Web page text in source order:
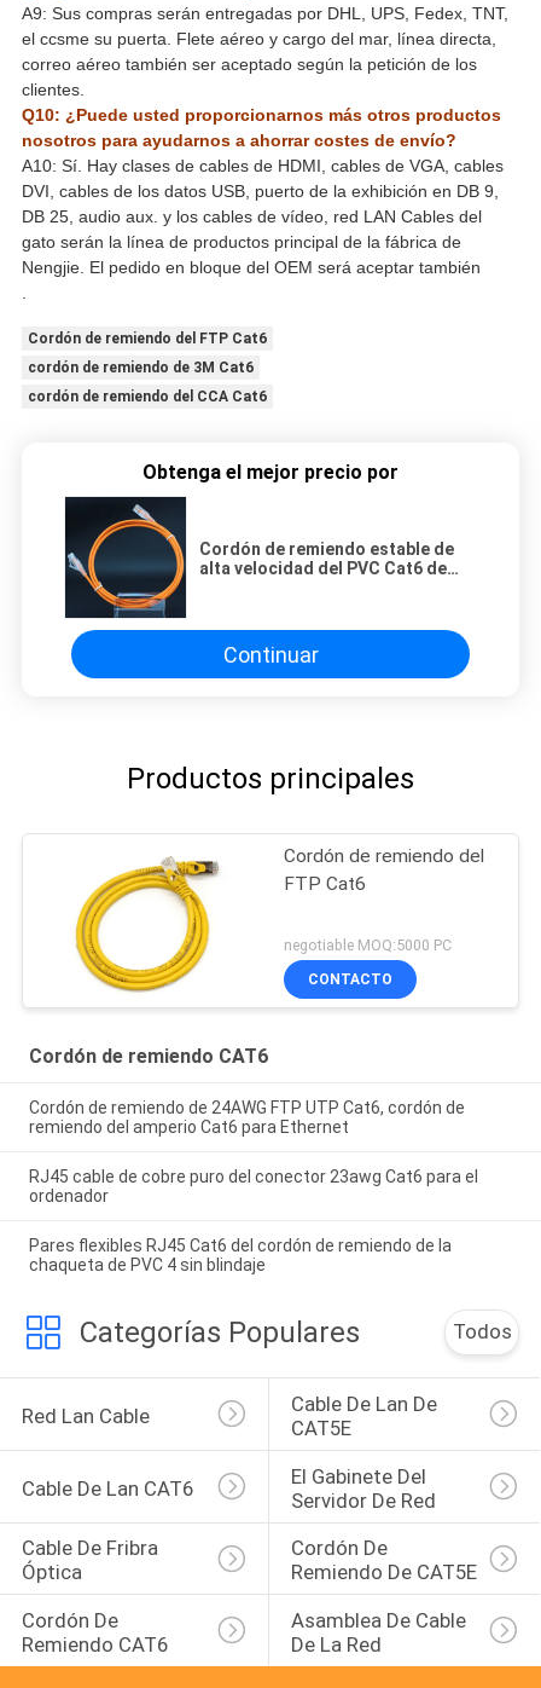
A9: Sus compras serán entregadas por DHL, UPS, Fedex, TNT,
el ccsme su puerta. Flete aéreo y cargo del mar, línea directa,
correo aéreo también ser aceptado según la petición de los
clientes.
Q10: ¿Puede usted proporcionarnos más otros productos
nosotros para ayudarnos a ahorrar costes de envío?
A10: Sí. Hay clases de cables de HDMI, cables de VGA, cables
DVI, cables de los datos USB, puerto de la exhibición en DB 9,
DB 25, audio aux. y los cables de vídeo, red LAN Cables del
gato serán la línea de productos principal de la fábrica de
Nengjie. El pedido en bloque del OEM será aceptar también
.
Cordón de remiendo del FTP Cat6
cordón de remiendo de 3M Cat6
cordón de remiendo del CCA Cat6
Obtenga el mejor precio por
Cordón de remiendo estable de
alta velocidad del PVC Cat6 de
Continuar
Productos principales
Cordón de remiendo del
FTP Cat6
negotiable MOQ:5000 PC
CONTACTO
Cordón de remiendo CAT6
Cordón de remiendo de 24AWG FTP UTP Cat6, cordón de
remiendo del amperio Cat6 para Ethernet
RJ45 cable de cobre puro del conector 23awg Cat6 para el
ordenador
Pares flexibles RJ45 Cat6 del cordón de remiendo de la
chaqueta de PVC 4 sin blindaje
Categorías Populares Todos
Red Lan Cable
Cable De Lan De
CAT5E
Cable De Lan CAT6
El Gabinete Del
Servidor De Red
Cable De Fribra
Óptica
Cordón De
Remiendo De CAT5E
Cordón De
Remiendo CAT6
Asamblea De Cable
De La Red